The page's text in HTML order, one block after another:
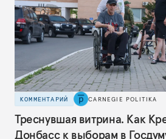
КОММЕНТАРИЙ CARNEGIE POLITIKA
Треснувшая витрина. Как
Донбасс к выборам в